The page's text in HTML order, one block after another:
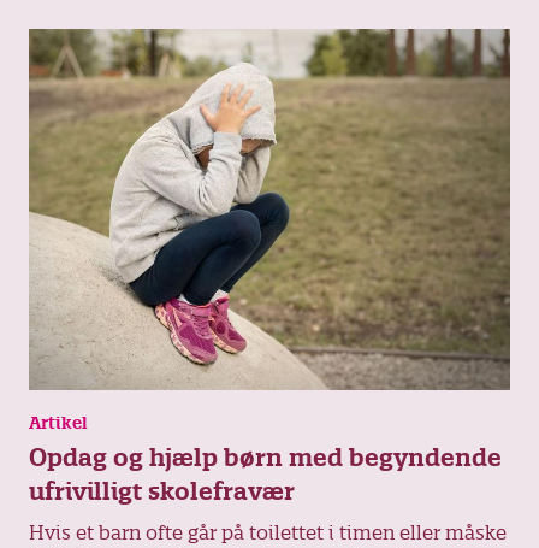
rigeligt selv, siger hun.
Artikel
Opdag og hjælp børn med begyndende
ufrivilligt skolefravær
Hvis et barn ofte går på toilettet i timen eller måske